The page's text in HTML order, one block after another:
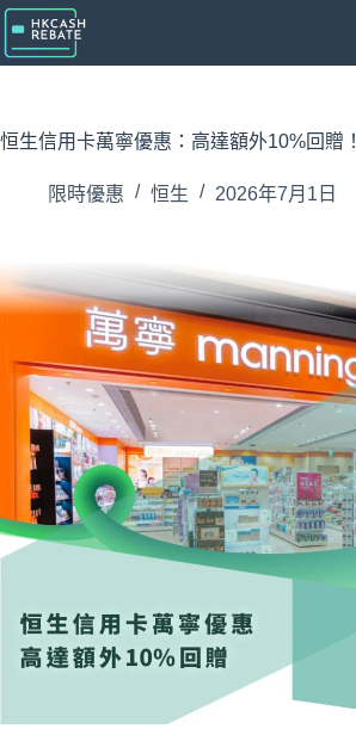
跳
至
主
內
恒生信用卡萬寧優惠：高達額外10%回贈！
限時優惠 恒生 2026年7月1日